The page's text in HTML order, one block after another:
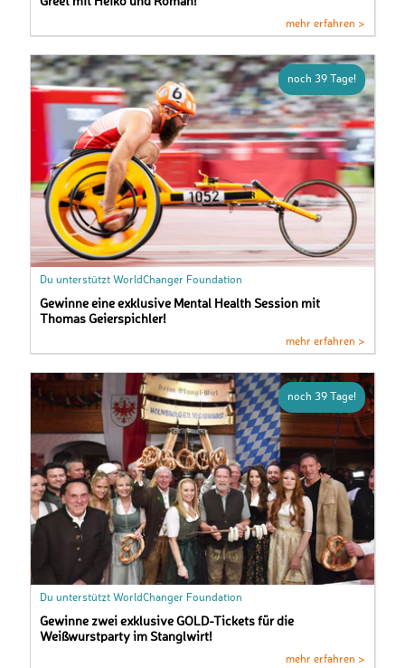
mehr erfahren >
noch 39 Tage!
Du unterstützt WorldChanger Foundation
Gewinne eine exklusive Mental Health Session mit
Thomas Geierspichler!
mehr erfahren >
noch 39 Tage!
Du unterstützt WorldChanger Foundation
Gewinne zwei exklusive GOLD-Tickets für die
Weißwurstparty im Stanglwirt!
mehr erfahren >